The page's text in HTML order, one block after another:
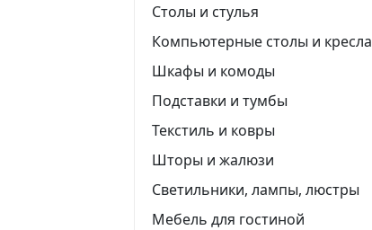
Столы и стулья
Компьютерные столы и кресла
Шкафы и комоды
Подставки и тумбы
Текстиль и ковры
Шторы и жалюзи
Светильники, лампы, люстры
Мебель для гостиной